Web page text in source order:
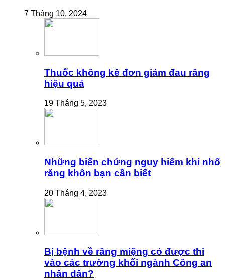
7 Tháng 10, 2024
Thuốc không kê đơn giảm đau răng
hiệu quả
19 Tháng 5, 2023
Những biến chứng nguy hiểm khi nhổ
răng khôn bạn cần biết
20 Tháng 4, 2023
Bị bệnh về răng miệng có được thi
vào các trường khối ngành Công an
nhân dân?